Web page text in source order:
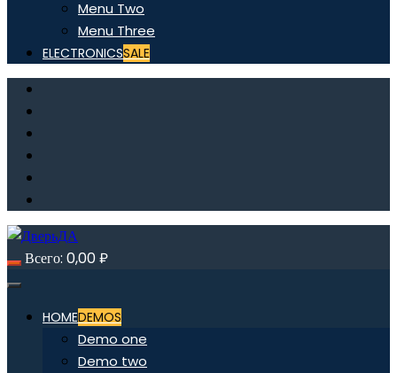
Menu Two
Menu Three
ELECTRONICSSALE
Всего: 0,00₽
HOMEDEMOS
Demo one
Demo two